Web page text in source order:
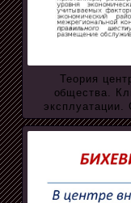
Теория
общества.
эксплуатации.